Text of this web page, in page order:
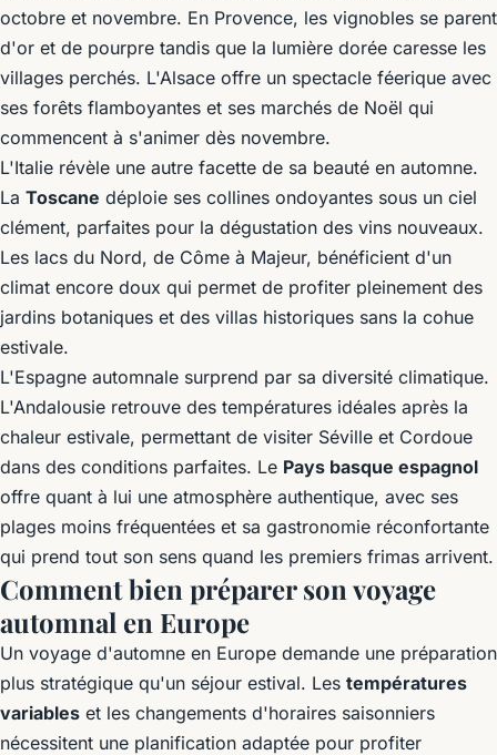
octobre et novembre. En Provence, les vignobles se parent
d'or et de pourpre tandis que la lumière dorée caresse les
villages perchés. L'Alsace offre un spectacle féerique avec
ses forêts flamboyantes et ses marchés de Noël qui
commencent à s'animer dès novembre.
L'Italie révèle une autre facette de sa beauté en automne.
La Toscane déploie ses collines ondoyantes sous un ciel
clément, parfaites pour la dégustation des vins nouveaux.
Les lacs du Nord, de Côme à Majeur, bénéficient d'un
climat encore doux qui permet de profiter pleinement des
jardins botaniques et des villas historiques sans la cohue
estivale.
L'Espagne automnale surprend par sa diversité climatique.
L'Andalousie retrouve des températures idéales après la
chaleur estivale, permettant de visiter Séville et Cordoue
dans des conditions parfaites. Le Pays basque espagnol
offre quant à lui une atmosphère authentique, avec ses
plages moins fréquentées et sa gastronomie réconfortante
qui prend tout son sens quand les premiers frimas arrivent.
Comment bien préparer son voyage
automnal en Europe
Un voyage d'automne en Europe demande une préparation
plus stratégique qu'un séjour estival. Les températures
variables et les changements d'horaires saisonniers
nécessitent une planification adaptée pour profiter